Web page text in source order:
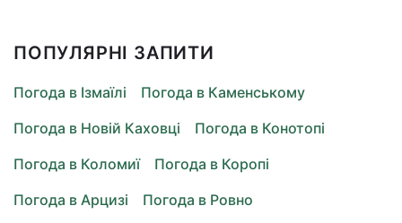
ПОПУЛЯРНІ ЗАПИТИ
Погода в Ізмаїлі
Погода в Каменському
Погода в Новій Каховці
Погода в Конотопі
Погода в Коломиї
Погода в Коропі
Погода в Арцизі
Погода в Ровно